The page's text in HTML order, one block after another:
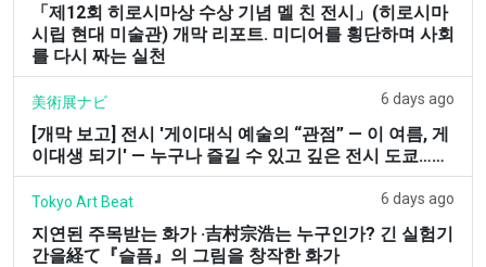
「제12회 히로시마상 수상 기념 멜 친 전시」(히로시마
시립 현대 미술관) 개막 리포트. 미디어를 횡단하며 사회
를 다시 짜는 실천
美術展ナビ 6 days ago
[개막 보고] 전시 '게이대식 예술의 “관점” — 이 여름, 게
이대생 되기' — 누구나 즐길 수 있고 깊은 전시 도쿄……
Tokyo Art Beat 6 days ago
지연된 주목받는 화가 ·吉村宗浩는 누구인가? 긴 실험기
간을経て『슬픔』의 그림을 창작한 화가